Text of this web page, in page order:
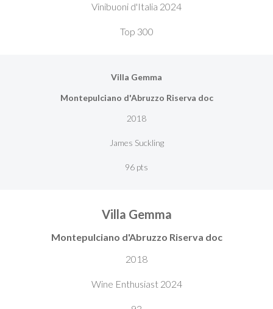
Vinibuoni d'Italia 2024
Top 300
Villa Gemma
Montepulciano d'Abruzzo Riserva doc
2018
James Suckling
96 pts
Villa Gemma
Montepulciano d'Abruzzo Riserva doc
2018
Wine Enthusiast 2024